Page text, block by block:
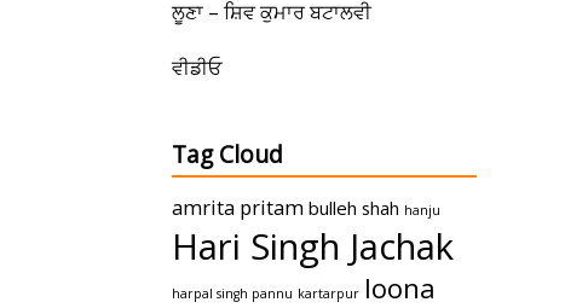
ਲੂਣਾ – ਸ਼ਿਵ ਕੁਮਾਰ ਬਟਾਲਵੀ
ਵੀਡੀਓ
Tag Cloud
amrita pritam bulleh shah hanju
Hari Singh Jachak
harpal singh pannu kartarpur loona